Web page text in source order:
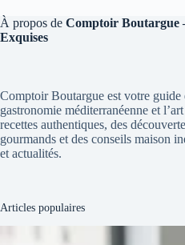
À propos de Comptoir Boutargue
Exquises
Comptoir Boutargue est votre
gastronomie méditerranéenne et
recettes authentiques, des
gourmands et des conseils maison
et actualités.
Articles populaires